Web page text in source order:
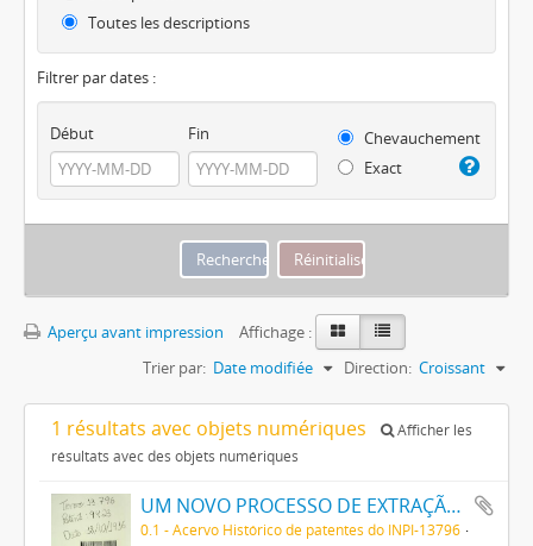
Toutes les descriptions
Filtrer par dates :
Début Fin
Chevauchement
Exact
Aperçu avant impression
Affichage :
Trier par: Date modifiée Direction: Croissant
1 résultats avec objets numériques
Afficher les
résultats avec des objets numériques
UM NOVO PROCESSO DE EXTRAÇÃO DE MATERIA CORANTE DOS VEGETAES
0.1 - Acervo Histórico de patentes do INPI-13796